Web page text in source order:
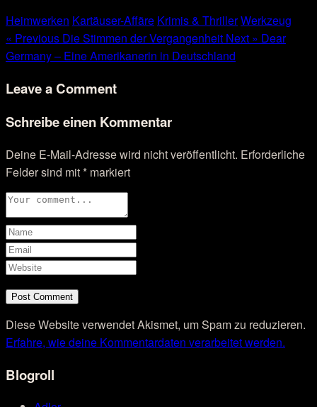
Heimwerken Kartäuser-Affäre Krimis & ThrillerWerkzeug
« Previous Die Stimmen der Vergangenheit Next » Dear
Germany – Eine Amerikanerin in Deutschland
Leave a Comment
Schreibe einen Kommentar
Deine E-Mail-Adresse wird nicht veröffentlicht. Erforderliche
Felder sind mit* markiert
Diese Website verwendet Akismet, um Spam zu reduzieren.
Erfahre, wie deine Kommentardaten verarbeitet werden.
Blogroll